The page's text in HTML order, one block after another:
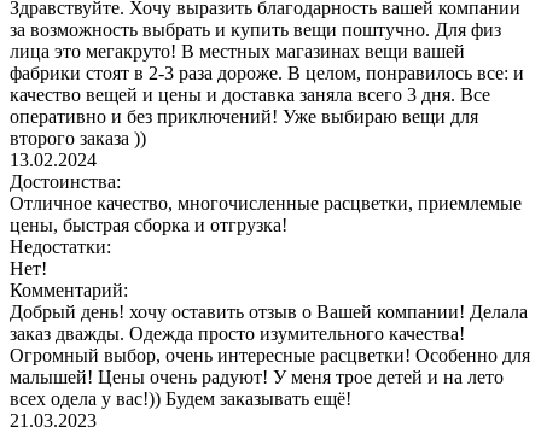
Здравствуйте. Хочу выразить благодарность вашей компании
за возможность выбрать и купить вещи поштучно. Для физ
лица это мегакруто! В местных магазинах вещи вашей
фабрики стоят в 2-3 раза дороже. В целом, понравилось все: и
качество вещей и цены и доставка заняла всего 3 дня. Все
оперативно и без приключений! Уже выбираю вещи для
второго заказа ))
13.02.2024
Достоинства:
Отличное качество, многочисленные расцветки, приемлемые
цены, быстрая сборка и отгрузка!
Недостатки:
Нет!
Комментарий:
Добрый день! хочу оставить отзыв о Вашей компании! Делала
заказ дважды. Одежда просто изумительного качества!
Огромный выбор, очень интересные расцветки! Особенно для
малышей! Цены очень радуют! У меня трое детей и на лето
всех одела у вас!)) Будем заказывать ещё!
21.03.2023